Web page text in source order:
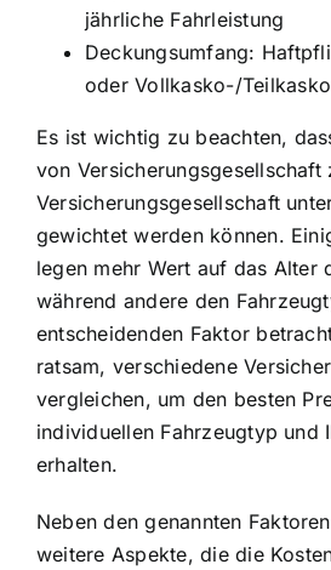
jährliche Fahrleistung
Deckungsumfang:
oder Vollkasko-/
Es ist wichtig zu beachten,
von Versicherungsgesellschaft
Versicherungsgesellschaft
gewichtet werden können.
legen mehr Wert auf das Alter
während andere den
entscheidenden Faktor
ratsam, verschiedene
vergleichen, um den besten
individuellen Fahrzeugtyp und
erhalten.
Neben den genannten
weitere Aspekte, die die